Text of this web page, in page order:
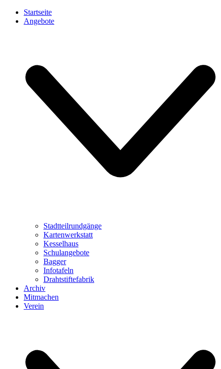
Startseite
Angebote
Stadtteilrundgänge
Kartenwerkstatt
Kesselhaus
Schulangebote
Bagger
Infotafeln
Drahtstiftefabrik
Archiv
Mitmachen
Verein